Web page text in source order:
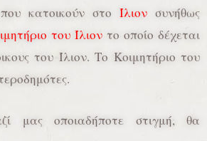
κατοικούν στο Ίλιον συνήθως
του Ίλιον το οποίο δέχεται
του Ίλιον. Το Κοιμητήριο του
μας οποιαδήποτε στιγμή, θα